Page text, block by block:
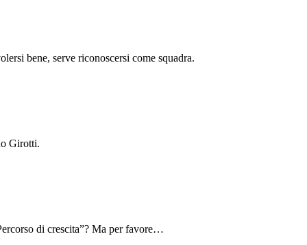
bene, serve riconoscersi come squadra.
Girotti.
di crescita”? Ma per favore…